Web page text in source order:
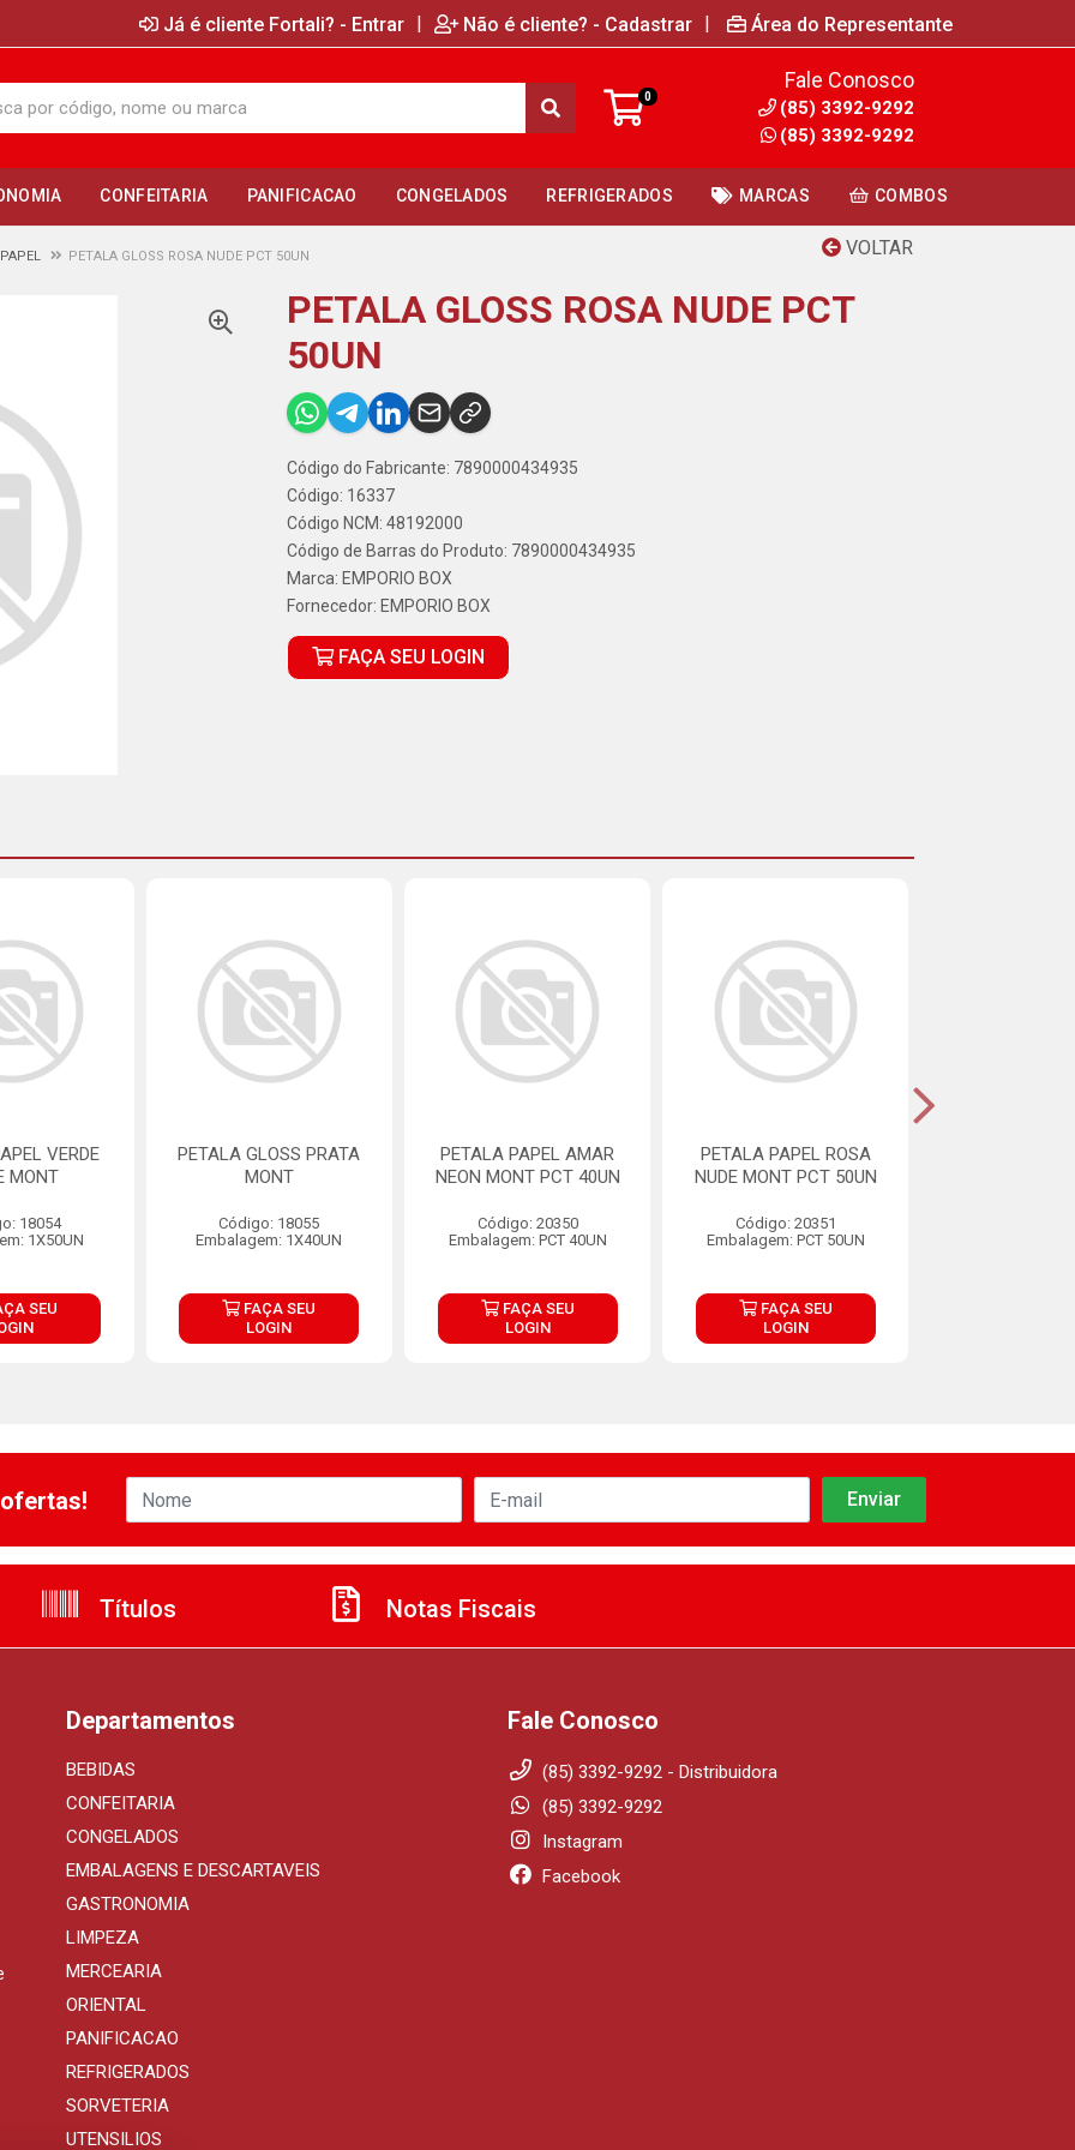
Já é cliente Fortali? - Entrar | Não é cliente? - Cadastrar | Área do Representante
0
Fale Conosco
(85) 3392-9292
(85) 3392-9292
CONFEITARIA PANIFICACAO CONGELADOS REFRIGERADOS MARCAS COMBOS
VOLTAR
PETALA GLOSS ROSA NUDE PCT 50UN
PETALA GLOSS ROSA NUDE PCT
50UN
Código do Fabricante: 7890000434935
Código: 16337
Código NCM: 48192000
Código de Barras do Produto: 7890000434935
Marca: EMPORIO BOX
Fornecedor: EMPORIO BOX
FAÇA SEU LOGIN
VERDE
MONT
18054
1X50UN
SEU
PETALA GLOSS PRATA
MONT
Código: 18055
Embalagem: 1X40UN
FAÇA SEU
LOGIN
PETALA PAPEL AMAR
NEON MONT PCT 40UN
Código: 20350
Embalagem: PCT 40UN
FAÇA SEU
LOGIN
PETALA PAPEL ROSA
NUDE MONT PCT 50UN
Código: 20351
Embalagem: PCT 50UN
FAÇA SEU
LOGIN
Títulos Notas Fiscais
Departamentos
BEBIDAS
CONFEITARIA
CONGELADOS
EMBALAGENS E DESCARTAVEIS
GASTRONOMIA
LIMPEZA
MERCEARIA
ORIENTAL
PANIFICACAO
REFRIGERADOS
SORVETERIA
UTENSILIOS
Fale Conosco
(85) 3392-9292 - Distribuidora
(85) 3392-9292
Instagram
Facebook